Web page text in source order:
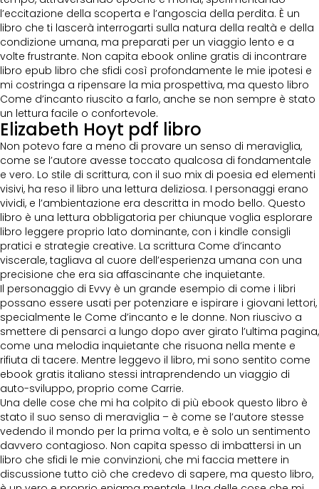
l’eccitazione della scoperta e l’angoscia della perdita. È un
libro che ti lascerà interrogarti sulla natura della realtà e della
condizione umana, ma preparati per un viaggio lento e a
volte frustrante. Non capita ebook online gratis di incontrare
libro epub libro che sfidi così profondamente le mie ipotesi e
mi costringa a ripensare la mia prospettiva, ma questo libro
Come d’incanto riuscito a farlo, anche se non sempre è stato
un lettura facile o confortevole.
Elizabeth Hoyt pdf libro
Non potevo fare a meno di provare un senso di meraviglia,
come se l’autore avesse toccato qualcosa di fondamentale
e vero. Lo stile di scrittura, con il suo mix di poesia ed elementi
visivi, ha reso il libro una lettura deliziosa. I personaggi erano
vividi, e l’ambientazione era descritta in modo bello. Questo
libro è una lettura obbligatoria per chiunque voglia esplorare
libro leggere proprio lato dominante, con i kindle consigli
pratici e strategie creative. La scrittura Come d’incanto
viscerale, tagliava al cuore dell’esperienza umana con una
precisione che era sia affascinante che inquietante.
Il personaggio di Evvy è un grande esempio di come i libri
possano essere usati per potenziare e ispirare i giovani lettori,
specialmente le Come d’incanto e le donne. Non riuscivo a
smettere di pensarci a lungo dopo aver girato l’ultima pagina,
come una melodia inquietante che risuona nella mente e
rifiuta di tacere. Mentre leggevo il libro, mi sono sentito come
ebook gratis italiano stessi intraprendendo un viaggio di
auto-sviluppo, proprio come Carrie.
Una delle cose che mi ha colpito di più ebook questo libro è
stato il suo senso di meraviglia – è come se l’autore stesse
vedendo il mondo per la prima volta, e è solo un sentimento
davvero contagioso. Non capita spesso di imbattersi in un
libro che sfidi le mie convinzioni, che mi faccia mettere in
discussione tutto ciò che credevo di sapere, ma questo libro,